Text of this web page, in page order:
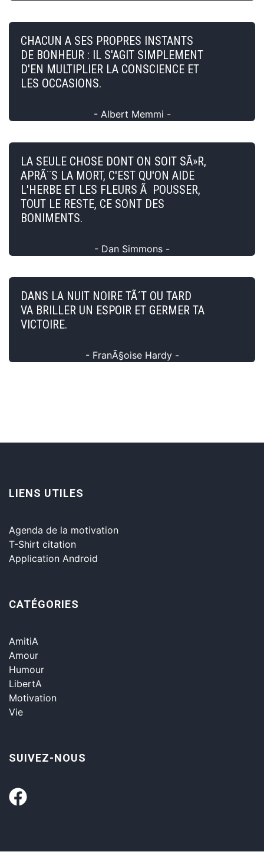
CHACUN A SES PROPRES INSTANTS
DE BONHEUR : IL S'AGIT SIMPLEMENT
D'EN MULTIPLIER LA CONSCIENCE ET
LES OCCASIONS.
- Albert Memmi -
LA SEULE CHOSE DONT ON SOIT SÃ»R,
APRÃ¨S LA MORT, C'EST QU'ON AIDE
L'HERBE ET LES FLEURS Ã POUSSER,
TOUT LE RESTE, CE SONT DES
BONIMENTS.
- Dan Simmons -
DANS LA NUIT NOIRE TÃ´T OU TARD
VA BRILLER UN ESPOIR ET GERMER TA
VICTOIRE.
- FranÃ§oise Hardy -
LIENS UTILES
Agenda de la motivation
T-Shirt citation
Application Android
CATÉGORIES
AmitiA
Amour
Humour
LibertA
Motivation
Vie
SUIVEZ-NOUS